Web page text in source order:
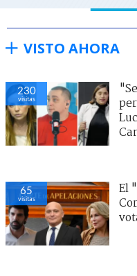
VISTO AHORA
230
visitas
65
visitas
El